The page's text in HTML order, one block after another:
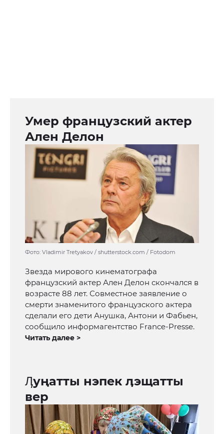
Умер французский актер
Ален Делон
Фото: Vladimir Tretyakov / shutterstock.com / Fotodom
Звезда мирового кинематографа
французский актер Ален Делон скончался в
возрасте 88 лет. Совместное заявление о
смерти знаменитого французского актера
сделали его дети Анушка, Антони и Фабьен,
сообщило информагентство France-Presse.
Читать далее >
Ӆуңатты нэпек ӆэщатты
вер